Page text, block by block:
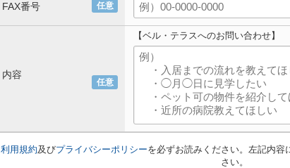
任意
FAX番号
任意
内容
【ベル・テラスへのお問い合わせ】
利用規約及びプライバシーポリシーを必ずお読みください。左記内
さい。